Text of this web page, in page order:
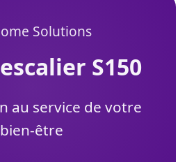
Solutions
escalier S150
au service de votre
bien-être